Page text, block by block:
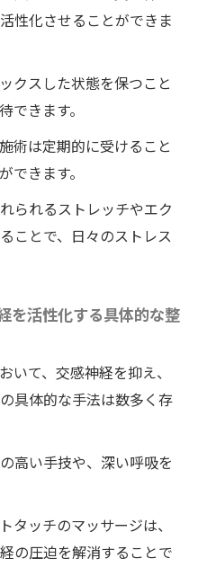
ルドボディで受けら
せるおすすめの生活習
ぶワイルドボディの
性化させることができま
クスした状態を保つこと
できます。
術は定期的に受けること
できます。
られるストレッチやエク
ことで、日々のストレス
を活性化する具体的な整
いて、交感神経を抑え、
具体的な手法は数多く存
高い手技や、深い呼吸を
タッチのマッサージは、
の圧迫を解消することで